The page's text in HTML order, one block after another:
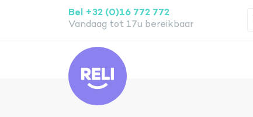
Reli
Bel +32 (0)16 772 772
Vandaag tot 17u bereikbaar